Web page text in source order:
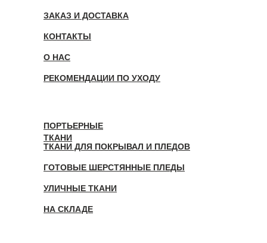
ЗАКАЗ И ДОСТАВКА
КОНТАКТЫ
О НАС
ПОРТЬЕРНЫЕ
ТКАНИ
ТКАНИ ДЛЯ ПОКРЫВАЛ И ПЛЕДОВ
ГОТОВЫЕ ШЕРСТЯННЫЕ ПЛЕДЫ
УЛИЧНЫЕ ТКАНИ
НА СКЛАДЕ
РЕКОМЕНДАЦИИ ПО УХОДУ